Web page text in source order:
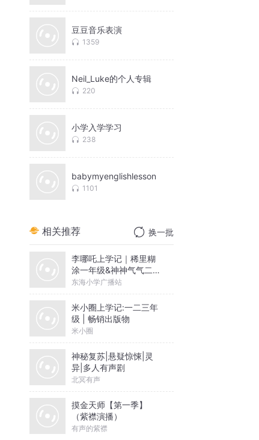
豆豆音乐表演
1359
Neil_Luke的个人专辑
220
小学入学学习
238
babymyenglishlesson
1101
相关推荐 换一批
李哪吒上学记｜稀里糊
涂一年级&神神气气二年
级
东海小学广播站
米小圈上学记:一二三年
级 | 畅销出版物
米小圈
神秘复苏|悬疑惊悚|灵
异|多人有声剧
北冥有声
摸金天师【第一季】
（紫襟演播）
有声的紫襟